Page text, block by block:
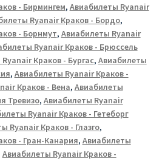
- Бирмингем, Авиабилеты Ryanair
Ryanair Краков - Бордо,
- Борнмут, Авиабилеты Ryanair
Ryanair Краков - Брюссель
Краков - Бургас, Авиабилеты
, Авиабилеты Ryanair Краков -
Краков - Вена, Авиабилеты
Тревизо, Авиабилеты Ryanair
Ryanair Краков - Гетеборг
Ryanair Краков - Глазго,
- Гран-Канария, Авиабилеты
Авиабилеты Ryanair Краков -